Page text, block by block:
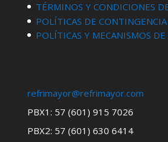
TÉRMINOS Y CONDICIONES
POLÍTICAS DE
POLÍTICAS Y MECANISMOS
refrimayor@refrimayor.com
PBX1: 57 (601) 915 7026
PBX2: 57 (601) 630 6414